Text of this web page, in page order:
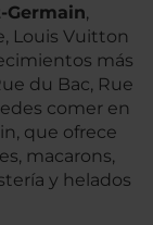
Germain,
Louis Vuitton
más
du Bac, Rue
comer en
que ofrece
macarons,
y helados